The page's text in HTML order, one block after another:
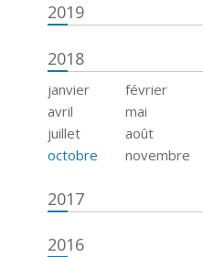
2019
2018
janvier février
avril
mai
juillet
août
octobre
novembre
2017
2016